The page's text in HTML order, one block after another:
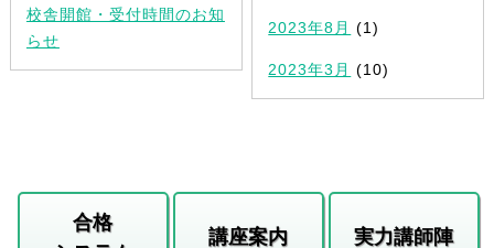
校舎開館・受付時間のお知
らせ
2023年8月 (1)
2023年3月 (10)
合格
講座案内 実力講師陣